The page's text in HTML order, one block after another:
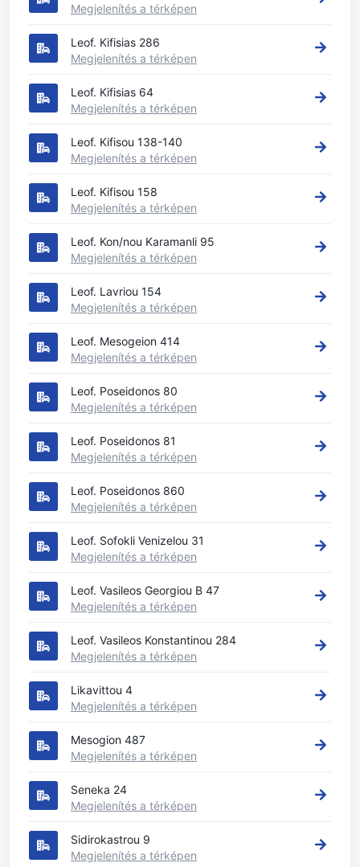
Megjelenítés a térképen
Leof. Kifisias 286
Megjelenítés a térképen
Leof. Kifisias 64
Megjelenítés a térképen
Leof. Kifisou 138-140
Megjelenítés a térképen
Leof. Kifisou 158
Megjelenítés a térképen
Leof. Kon/nou Karamanli 95
Megjelenítés a térképen
Leof. Lavriou 154
Megjelenítés a térképen
Leof. Mesogeion 414
Megjelenítés a térképen
Leof. Poseidonos 80
Megjelenítés a térképen
Leof. Poseidonos 81
Megjelenítés a térképen
Leof. Poseidonos 860
Megjelenítés a térképen
Leof. Sofokli Venizelou 31
Megjelenítés a térképen
Leof. Vasileos Georgiou B 47
Megjelenítés a térképen
Leof. Vasileos Konstantinou 284
Megjelenítés a térképen
Likavittou 4
Megjelenítés a térképen
Mesogion 487
Megjelenítés a térképen
Seneka 24
Megjelenítés a térképen
Sidirokastrou 9
Megjelenítés a térképen